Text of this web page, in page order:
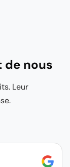
de nous
Leur